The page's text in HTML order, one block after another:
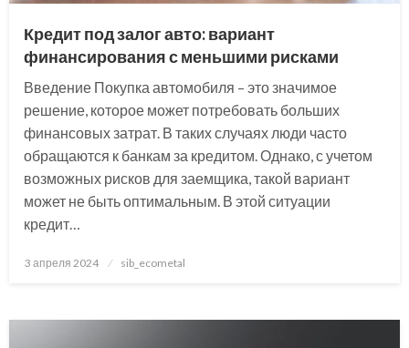
Кредит под залог авто: вариант
финансирования с меньшими рисками
Введение Покупка автомобиля – это значимое
решение, которое может потребовать больших
финансовых затрат. В таких случаях люди часто
обращаются к банкам за кредитом. Однако, с учетом
возможных рисков для заемщика, такой вариант
может не быть оптимальным. В этой ситуации
кредит…
Posted
3 апреля 2024 sib_ecometal